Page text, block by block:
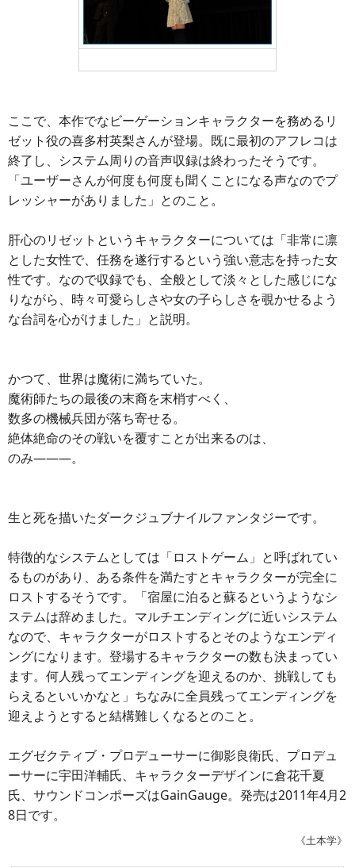
ここで、本作でなビーゲーションキャラクターを務めるリ
ゼット役の喜多村英梨さんが登場。既に最初のアフレコは
終了し、システム周りの音声収録は終わったそうです。
「ユーザーさんが何度も何度も聞くことになる声なのでプ
レッシャーがありました」とのこと。
肝心のリゼットというキャラクターについては「非常に凛
とした女性で、任務を遂行するという強い意志を持った女
性です。なので収録でも、全般として淡々とした感じにな
りながら、時々可愛らしさや女の子らしさを覗かせるよう
な台詞を心がけました」と説明。
かつて、世界は魔術に満ちていた。
魔術師たちの最後の末裔を末梢すべく、
数多の機械兵団が落ち寄せる。
絶体絶命のその戦いを覆すことが出来るのは、
のみ―――。
生と死を描いたダークジュブナイルファンタジーです。
特徴的なシステムとしては「ロストゲーム」と呼ばれてい
るものがあり、ある条件を満たすとキャラクターが完全に
ロストするそうです。「宿屋に泊ると蘇るというようなシ
ステムは辞めました。マルチエンディングに近いシステム
なので、キャラクターがロストするとそのようなエンディ
ングになります。登場するキャラクターの数も決まってい
ます。何人残ってエンディングを迎えるのか、挑戦しても
らえるといいかなと」ちなみに全員残ってエンディングを
迎えようとすると結構難しくなるとのこと。
エグゼクティブ・プロデューサーに御影良衛氏、プロデュ
ーサーに宇田洋輔氏、キャラクターデザインに倉花千夏
氏、サウンドコンポーズはGainGauge。発売は2011年4月2
8日です。
《土本学》